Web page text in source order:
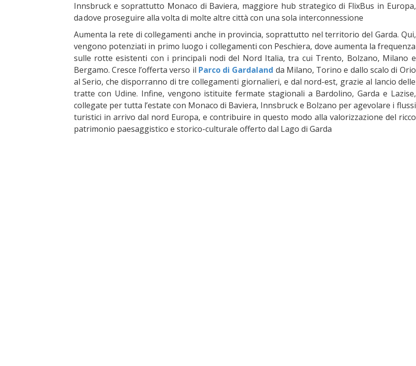
Innsbruck e soprattutto Monaco di Baviera, maggiore hub strategico di FlixBus in Europa,
da dove proseguire alla volta di molte altre città con una sola interconnessione
Aumenta la rete di collegamenti anche in provincia, soprattutto nel territorio del Garda. Qui,
vengono potenziati in primo luogo i collegamenti con Peschiera, dove aumenta la frequenza
sulle rotte esistenti con i principali nodi del Nord Italia, tra cui Trento, Bolzano, Milano e
Bergamo. Cresce l’offerta verso il Parco di Gardaland da Milano, Torino e dallo scalo di Orio
al Serio, che disporranno di tre collegamenti giornalieri, e dal nord-est, grazie al lancio delle
tratte con Udine. Infine, vengono istituite fermate stagionali a Bardolino, Garda e Lazise,
collegate per tutta l’estate con Monaco di Baviera, Innsbruck e Bolzano per agevolare i flussi
turistici in arrivo dal nord Europa, e contribuire in questo modo alla valorizzazione del ricco
patrimonio paesaggistico e storico-culturale offerto dal Lago di Garda